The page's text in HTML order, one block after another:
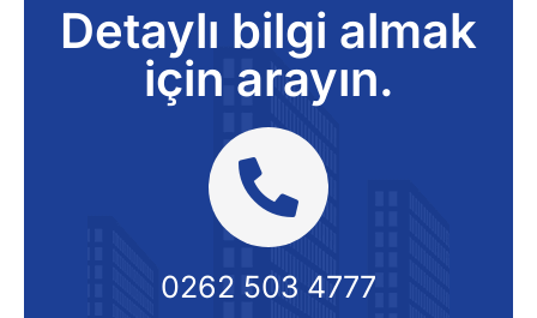
Detaylı bilgi almak
için arayın.
0262 503 4777